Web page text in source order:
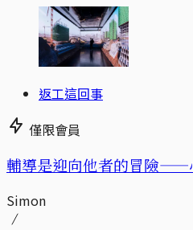
返工這回事
僅限會員
輔導是迎向他者的冒險——
Simon